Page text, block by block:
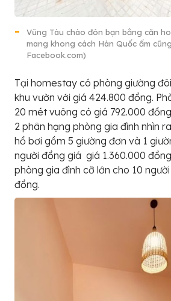
Vũng Tàu chào đón bạn bằng căn
mang khong cách Hàn Quốc ấm
Facebook.com)
Tại homestay có phòng giường
khu vườn với giá 424.800 đồng.
20 mét vuông có giá 792.000
2 phân hạng phòng gia đình nhìn
hồ bơi gồm 5 giường đơn và 1
người đồng giá giá 1.360.000
phòng gia đình cỡ lớn cho 10
đồng.